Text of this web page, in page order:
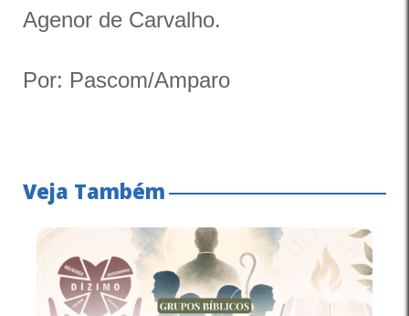
Agenor de Carvalho.
Por: Pascom/Amparo
Veja Também